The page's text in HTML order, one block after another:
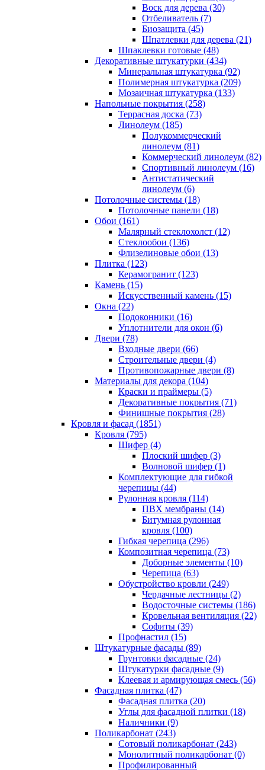
Воск для дерева (30)
Отбеливатель (7)
Биозащита (45)
Шпатлевки для дерева (21)
Шпаклевки готовые (48)
Декоративные штукатурки (434)
Минеральная штукатурка (92)
Полимерная штукатурка (209)
Мозаичная штукатурка (133)
Напольные покрытия (258)
Террасная доска (73)
Линолеум (185)
Полукоммерческий
линолеум (81)
Коммерческий линолеум (82)
Спортивный линолеум (16)
Антистатический
линолеум (6)
Потолочные системы (18)
Потолочные панели (18)
Обои (161)
Малярный стеклохолст (12)
Стеклообои (136)
Флизелиновые обои (13)
Плитка (123)
Керамогранит (123)
Камень (15)
Искусственный камень (15)
Окна (22)
Подоконники (16)
Уплотнители для окон (6)
Двери (78)
Входные двери (66)
Строительные двери (4)
Противопожарные двери (8)
Материалы для декора (104)
Краски и праймеры (5)
Декоративные покрытия (71)
Финишные покрытия (28)
Кровля и фасад (1851)
Кровля (795)
Шифер (4)
Плоский шифер (3)
Волновой шифер (1)
Комплектующие для гибкой
черепицы (44)
Рулонная кровля (114)
ПВХ мембраны (14)
Битумная рулонная
кровля (100)
Гибкая черепица (296)
Композитная черепица (73)
Доборные элементы (10)
Черепица (63)
Обустройство кровли (249)
Чердачные лестницы (2)
Водосточные системы (186)
Кровельная вентиляция (22)
Cофиты (39)
Профнастил (15)
Штукатурные фасады (89)
Грунтовки фасадные (24)
Штукатурки фасадные (9)
Клеевая и армирующая смесь (56)
Фасадная плитка (47)
Фасадная плитка (20)
Углы для фасадной плитки (18)
Наличники (9)
Поликарбонат (243)
Сотовый поликарбонат (243)
Монолитный поликарбонат (0)
Профилированный